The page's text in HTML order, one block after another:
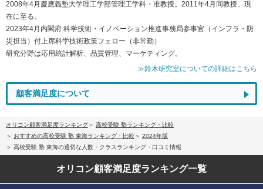
2008年4月慶應義塾大学理工学部管理工学科・准教授。2011年4月同教授、現
在に至る。
2023年4月内閣府 科学技術・イノベーション推進事務局参事官（インフラ・防
災担当）付上席科学技術政策フェロー（非常勤）
研究分野は応用統計解析、品質管理、マーケティング。
≫鈴木研究室についての詳細はこちら
顧客満足度について
オリコン顧客満足度ランキング
高校受験 塾ランキング・比較
おすすめの高校受験 塾 東海ランキング・比較
2024年版
高校受験 塾 東海の適切な人数・クラスランキング・口コミ情報
オリコン顧客満足度ランキング一覧